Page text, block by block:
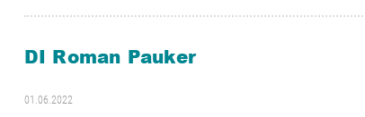
DI Roman Pauker
01.06.2022